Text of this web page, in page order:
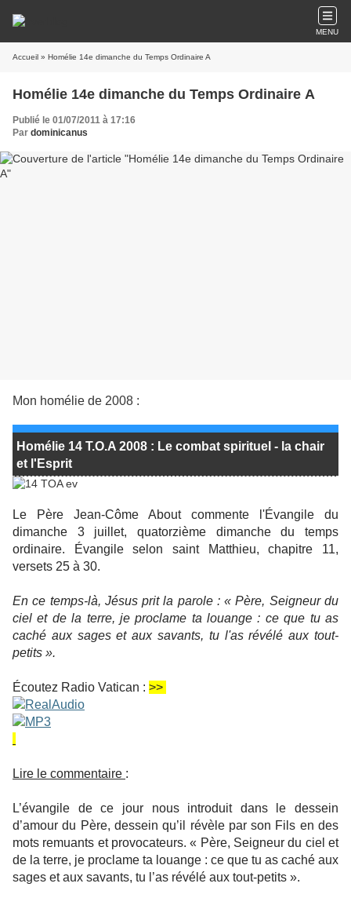
MENU
Accueil » Homélie 14e dimanche du Temps Ordinaire A
Homélie 14e dimanche du Temps Ordinaire A
Publié le 01/07/2011 à 17:16
Par dominicanus
Mon homélie de 2008 :
Homélie 14 T.O.A 2008 : Le combat spirituel - la chair
et l'Esprit
Le Père Jean-Côme About commente l'Évangile du
dimanche 3 juillet, quatorzième dimanche du temps
ordinaire. Évangile selon saint Matthieu, chapitre 11,
versets 25 à 30.
En ce temps-là, Jésus prit la parole : « Père, Seigneur du
ciel et de la terre, je proclame ta louange : ce que tu as
caché aux sages et aux savants, tu l'as révélé aux tout-
petits ».
Écoutez Radio Vatican : >>
Lire le commentaire :
L’évangile de ce jour nous introduit dans le dessein
d’amour du Père, dessein qu’il révèle par son Fils en des
mots remuants et provocateurs. « Père, Seigneur du ciel et
de la terre, je proclame ta louange : ce que tu as caché aux
sages et aux savants, tu l’as révélé aux tout-petits ».